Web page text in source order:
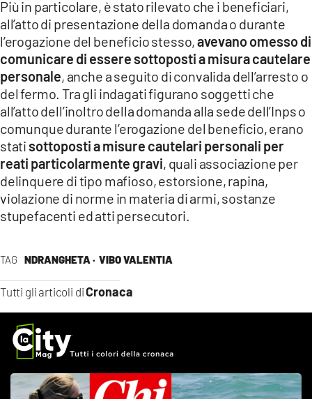
TAG NDRANGHETA · VIBO VALENTIA
Tutti gli articoli diCronaca
Più in particolare, è stato rilevato che i beneficiari,
all’atto di presentazione della domanda o durante
l’erogazione del beneficio stesso,avevano omesso di
comunicare di essere sottoposti a misura cautelare
personale, anche a seguito di convalida dell’arresto o
del fermo. Tra gli indagati figurano soggetti che
all’atto dell’inoltro della domanda alla sede dell’Inps o
comunque durante l’erogazione del beneficio, erano
stati sottoposti a misure cautelari personali per
reati particolarmente gravi, quali associazione per
delinquere di tipo mafioso, estorsione, rapina,
violazione di norme in materia di armi, sostanze
stupefacenti ed atti persecutori.